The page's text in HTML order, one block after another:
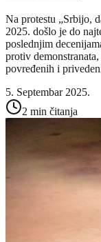
Na protestu „Srbijo,
2025. došlo je do
poslednjim
protiv
povređenih i
5. Septembar 2025.
2 min čitanja